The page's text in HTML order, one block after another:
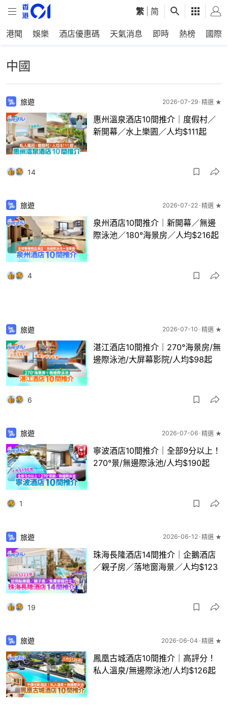
繁 简
港聞 娛樂 酒店優惠碼 天氣消息 即時 熱榜 國際
中國
旅遊 2026-07-29 精選 ★
惠州溫泉酒店10間推介｜度假村／
新開幕／水上樂園／人均$111起
14
旅遊 2026-07-22 精選 ★
泉州酒店10間推介｜新開幕／無邊
際泳池／180°海景房／人均$216起
4
旅遊 2026-07-10 精選 ★
湛江酒店10間推介｜270°海景房/無
邊際泳池/大屏幕影院/人均$98起
6
旅遊 2026-07-06 精選 ★
寧波酒店10間推介｜全部9分以上！
270°景/無邊際泳池/人均$190起
1
旅遊 2026-06-12 精選 ★
珠海長隆酒店14間推介｜企鵝酒店
／親子房／落地窗海景／人均$123
19
旅遊 2026-06-04 精選 ★
鳳凰古城酒店10間推介｜高評分！
私人溫泉/無邊際泳池/人均$126起